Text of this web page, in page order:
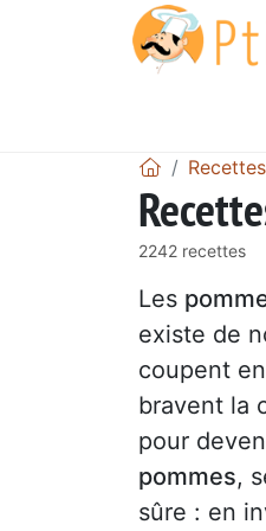
Recettes
2242 recettes
Les
existe de
coupent
bravent la
pour
pommes,
sûre : en